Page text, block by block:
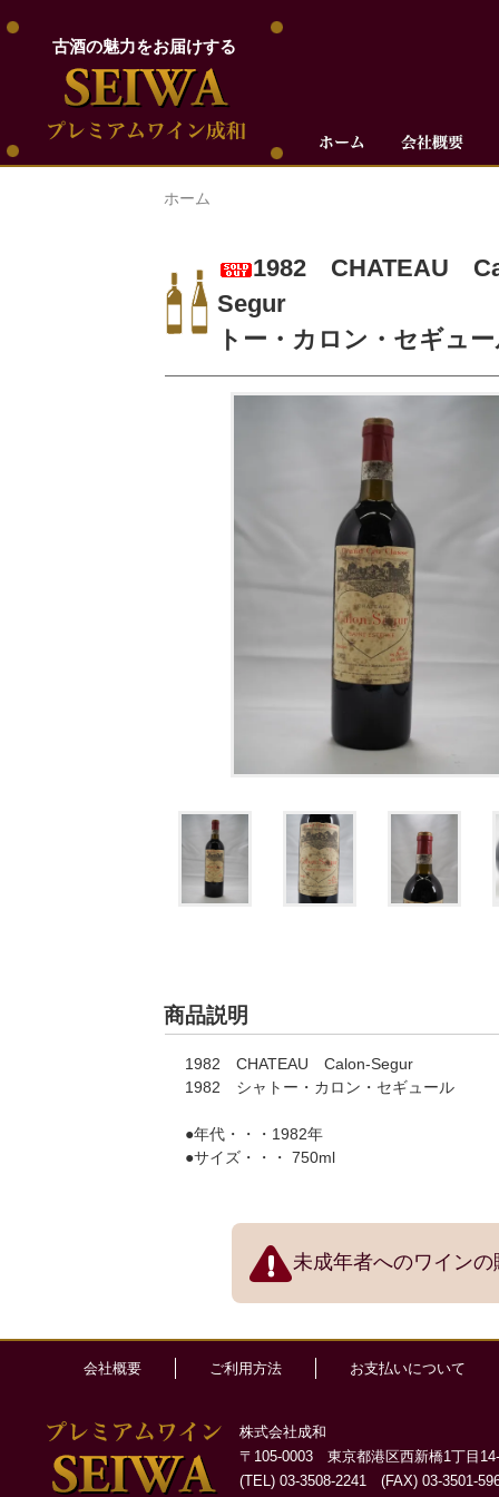
古酒の魅力をお届けする
ホーム
1982 CHATEAU
トー・カロン・セギュ
商品説明
1982 CHATEAU Calon-Segur
1982 シャトー・カロン・セギュール
●年代・・・1982年
●サイズ・・・ 750ml
未成年者へのワイン
会社概要 ご利用方法 お支払いについて
株式会社成和
〒105-0003 東京都港区西新橋1丁目
(TEL) 03-3508-2241 (FAX) 03-3501-